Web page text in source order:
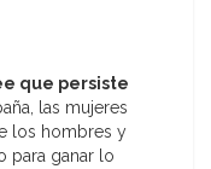
que persiste
las mujeres
los hombres y
para ganar lo